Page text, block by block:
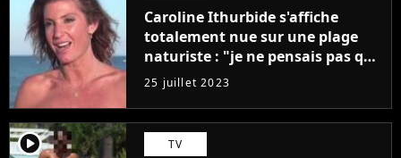
Caroline Ithurbide s'affiche
totalement nue sur une plage
naturiste : "je ne pensais pas que
j'arriverais à le faire..."
25 juillet 2023
player2 TV